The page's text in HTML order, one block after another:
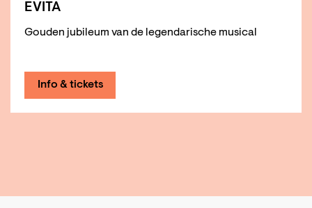
EVITA
Gouden jubileum van de legendarische musical
Info & tickets